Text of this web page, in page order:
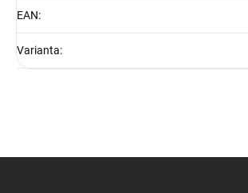
EAN:
Varianta: